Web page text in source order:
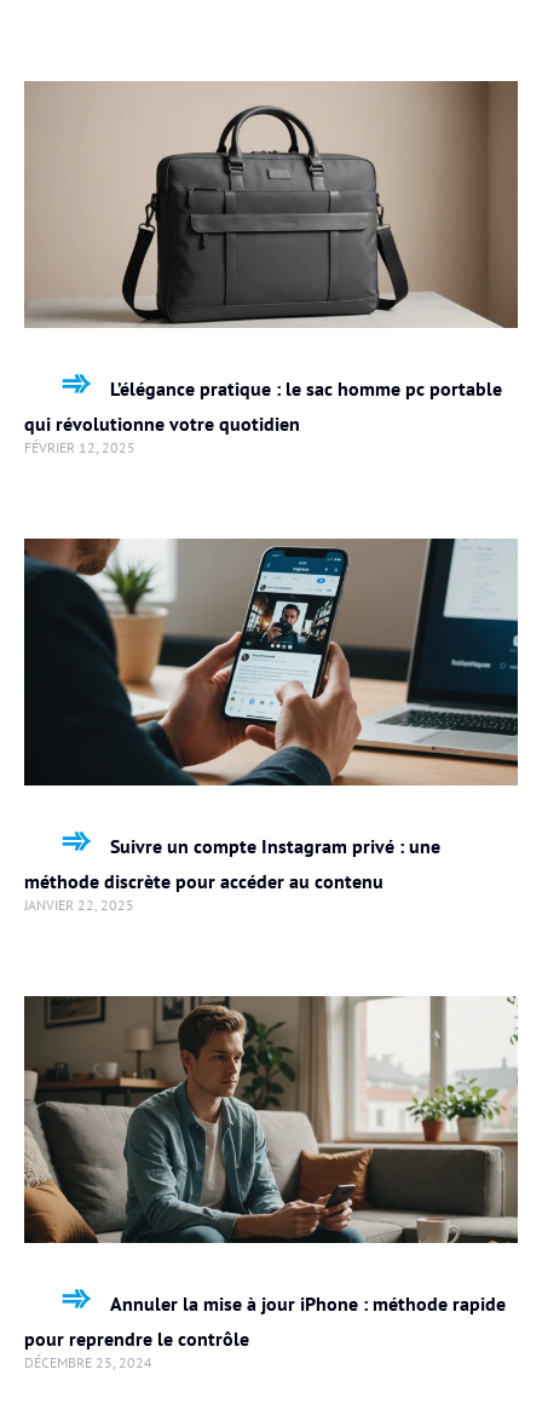
L’élégance pratique : le sac homme pc portable
qui révolutionne votre quotidien
FÉVRIER 12, 2025
Suivre un compte Instagram privé : une
méthode discrète pour accéder au contenu
JANVIER 22, 2025
Annuler la mise à jour iPhone : méthode rapide
pour reprendre le contrôle
DÉCEMBRE 25, 2024